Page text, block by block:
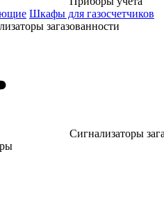
Шкафы для газосчетчиков
загазованности
Сигнализаторы